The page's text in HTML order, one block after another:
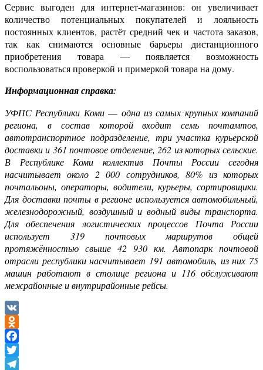
Сервис выгоден для интернет-магазинов: он увеличивает
количество потенциальных покупателей и лояльность
постоянных клиентов, растёт средний чек и частота заказов,
так как снимаются основные барьеры дистанционного
приобретения товара — появляется возможность
воспользоваться проверкой и примеркой товара на дому.
Информационная справка:
УФПС Республики Коми— одна из самых крупных компаний
региона, в состав которой входит семь почтамтов,
автотранспортное подразделение, три участка курьерской
доставки и 361 почтовое отделение, 262 из которых сельские.
В Республике Коми коллектив Почты России сегодня
насчитывает около 2 000 сотрудников, 80% из которых
почтальоны, операторы, водители, курьеры, сортировщики.
Для доставки почты в регионе используется автомобильный,
железнодорожный, воздушный и водный виды транспорта.
Для обеспечения логистических процессов Почта России
использует 319 почтовых маршрутов общей
протяжённостью свыше 42 930 км. Автопарк почтовой
отрасли республики насчитывает 191 автомобиль, из них 75
машин работают в столице региона и 116 обслуживают
межрайонные и внутрирайонные рейсы.
VK
Odnoklassniki
Facebook
Twitter